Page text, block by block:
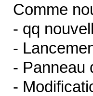
Comme
- qq
-
- Panneau
-